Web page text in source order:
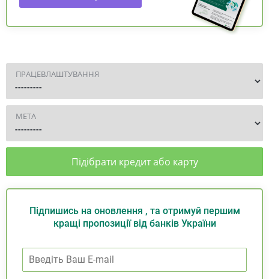
ПРАЦЕВЛАШТУВАННЯ
МЕТА
Підібрати кредит або карту
Підпишись на оновлення , та отримуй першим
кращі пропозиції від банків України